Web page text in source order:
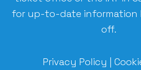
for up-to-date information
off.
Privacy Policy |